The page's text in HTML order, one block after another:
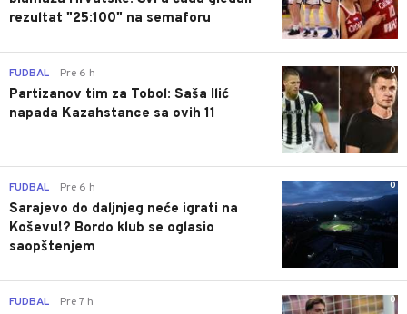
rezultat "25:100" na semaforu
0
FUDBAL Pre 6 h
Partizanov tim za Tobol: Saša Ilić
napada Kazahstance sa ovih 11
0
FUDBAL Pre 6 h
Sarajevo do daljnjeg neće igrati na
Koševu!? Bordo klub se oglasio
saopštenjem
0
FUDBAL Pre 7 h